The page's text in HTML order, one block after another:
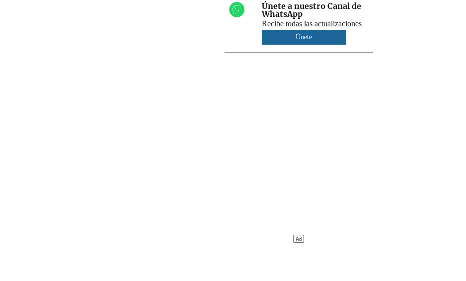
Únete a nuestro Canal de
WhatsApp
Recibe todas las actualizaciones
Únete